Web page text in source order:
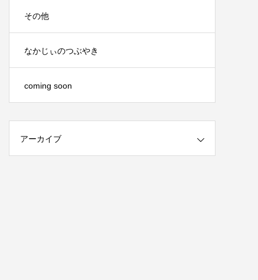
その他
なかじぃのつぶやき
coming soon
アーカイブ